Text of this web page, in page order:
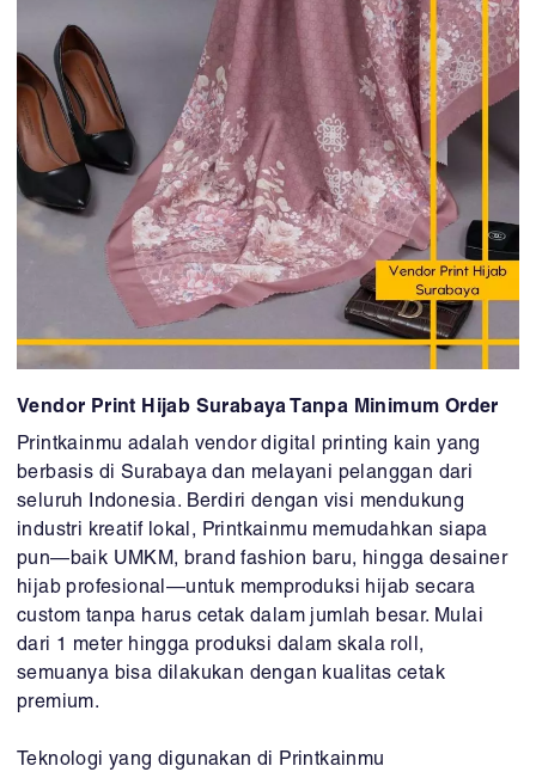
Vendor Print Hijab Surabaya Tanpa Minimum Order
Printkainmu adalah vendor digital printing kain yang
berbasis di Surabaya dan melayani pelanggan dari
seluruh Indonesia. Berdiri dengan visi mendukung
industri kreatif lokal, Printkainmu memudahkan siapa
pun—baik UMKM, brand fashion baru, hingga desainer
hijab profesional—untuk memproduksi hijab secara
custom tanpa harus cetak dalam jumlah besar. Mulai
dari 1 meter hingga produksi dalam skala roll,
semuanya bisa dilakukan dengan kualitas cetak
premium.
Teknologi yang digunakan di Printkainmu